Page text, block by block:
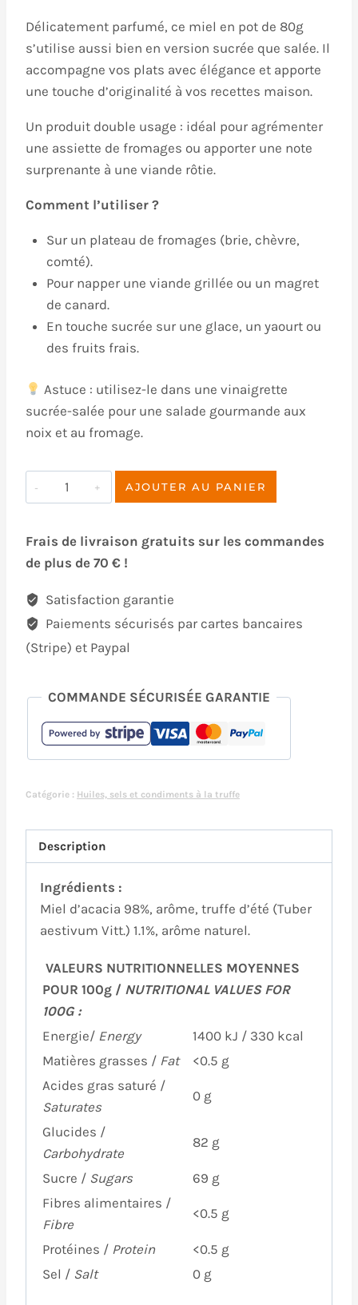
Délicatement parfumé, ce miel en pot de 80g
s’utilise aussi bien en version sucrée que salée. Il
accompagne vos plats avec élégance et apporte
une touche d’originalité à vos recettes maison.
Un produit double usage : idéal pour agrémenter
une assiette de fromages ou apporter une note
surprenante à une viande rôtie.
Comment l’utiliser ?
Sur un plateau de fromages (brie, chèvre,
comté).
Pour napper une viande grillée ou un magret
de canard.
En touche sucrée sur une glace, un yaourt ou
des fruits frais.
Astuce : utilisez-le dans une vinaigrette
sucrée-salée pour une salade gourmande aux
noix et au fromage.
quantité
de
d'acacia
à
d'été
1.1%,
–
80g
AJOUTER AU PANIER
Frais de livraison gratuits sur les commandes
de plus de 70 € !
Satisfaction garantie
Paiements sécurisés par cartes bancaires
(Stripe) et Paypal
COMMANDE SÉCURISÉE GARANTIE
Catégorie : Huiles, sels et condiments à la truffe
Description
Ingrédients :
Miel d’acacia 98%, arôme, truffe d’été (Tuber
aestivum Vitt.) 1.1%, arôme naturel.
VALEURS NUTRITIONNELLES MOYENNES
POUR 100g / NUTRITIONAL VALUES FOR
100G :
Energie/ Energy
1400 kJ / 330 kcal
Matières grasses / Fat
<0.5 g
Acides gras saturé /
Saturates
0 g
Glucides /
Carbohydrate
82 g
Sucre / Sugars
69 g
Fibres alimentaires /
Fibre
<0.5 g
Protéines / Protein
<0.5 g
Sel / Salt 0 g